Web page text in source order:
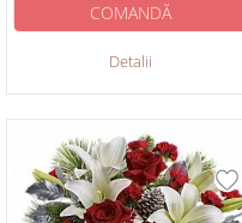
Detalii
COMANDĂ